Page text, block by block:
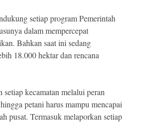
setiap program Pemerintah
dalam mempercepat
Bahkan saat ini sedang
18.000 hektar dan rencana
setiap kecamatan melalui peran
petani harus mampu mencapai
pusat. Termasuk melaporkan setiap